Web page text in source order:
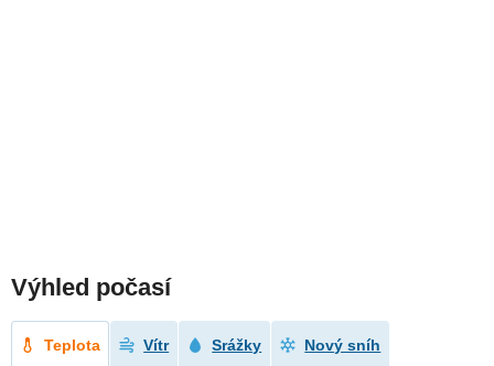
Výhled počasí
Teplota Vítr Srážky Nový sníh